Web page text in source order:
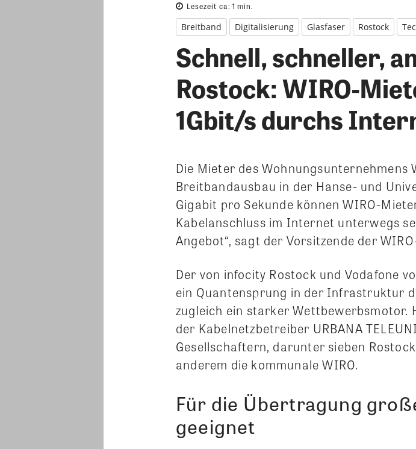
Lesezeit ca: 1 min.
Breitband Digitalisierung Glasfaser Rostock
Schnell, schneller,
Rostock: WIRO-
1Gbit/s durchs
Die Mieter des
Breitbandausbau in der Hanse- und
Gigabit pro Sekunde können WIRO-
Kabelanschluss im Internet unterwegs
Angebot“, sagt der Vorsitzende der
Der von infocity Rostock und Vodafone
ein Quantensprung in der Infrastruktur
zugleich ein starker
der Kabelnetzbetreiber URBANA
Gesellschaftern, darunter sieben
anderem die kommunale WIRO.
Für die Übertragung
geeignet